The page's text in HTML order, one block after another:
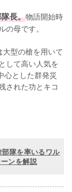
長。物語開始時
母です。
大型の槍を用いて
して高い人気を
心とした群発災
された功とキコ
部隊を率いるワル
ンを解説